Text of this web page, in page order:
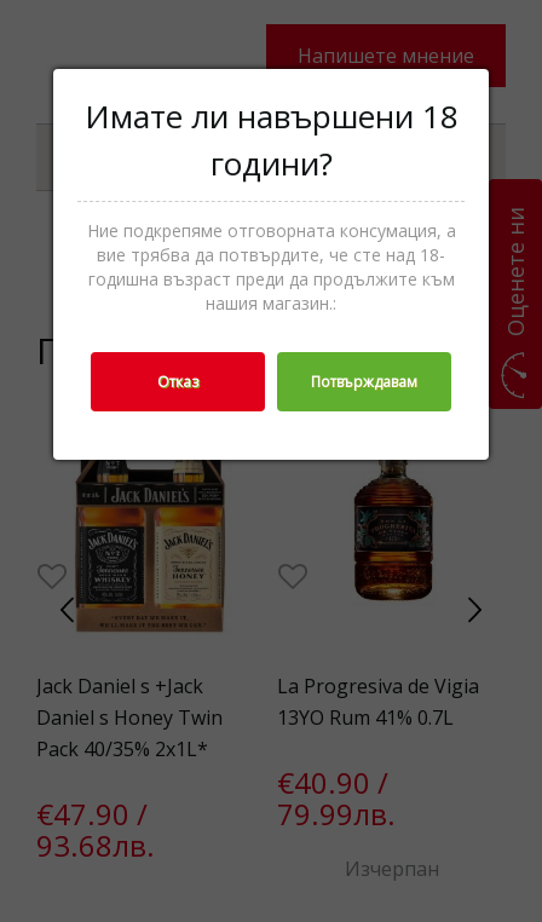
Напишете мнение
Характеристики
Категории Ром,Спиртни напитки
Подобни продукти
Jack Daniel s +Jack
Daniel s Honey Twin
Pack 40/35% 2x1L*
€47.90 /
93.68лв.
La Progresiva de Vigia
13YO Rum 41% 0.7L
€40.90 /
79.99лв.
Изчерпан
Оценете ни
Имате ли навършени 18
години?
Ние подкрепяме отговорната консумация, а
вие трябва да потвърдите, че сте над 18-
годишна възраст преди да продължите към
нашия магазин.:
Отказ Потвърждавам